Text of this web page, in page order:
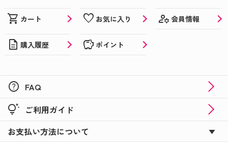
shopping_cart カート favorite お気に入り manage_accounts 会員情報
description 購入履歴 savings ポイント
help FAQ
tips_and_updates ご利用ガイド
お支払い方法について